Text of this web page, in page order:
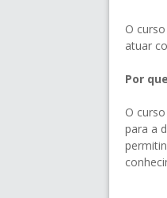
O
atuar
Por
O
para a